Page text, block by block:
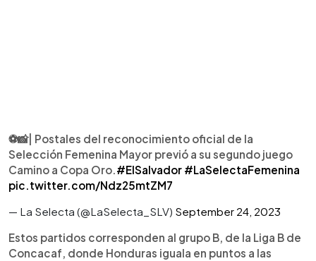
⚽️📸| Postales del reconocimiento oficial de la
Selección Femenina Mayor previó a su segundo juego
Camino a Copa Oro.#ElSalvador #LaSelectaFemenina
pic.twitter.com/Ndz25mtZM7
— La Selecta (@LaSelecta_SLV) September 24, 2023
Estos partidos corresponden al grupo B, de la Liga B de
Concacaf, donde Honduras iguala en puntos a las